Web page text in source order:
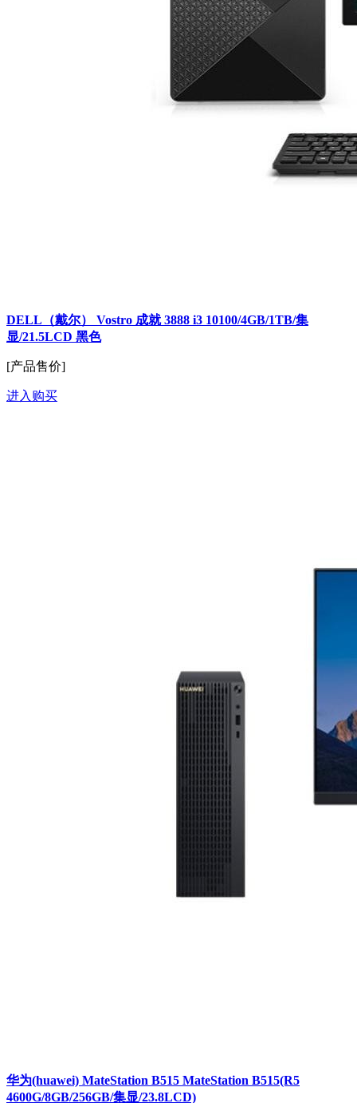
DELL（戴尔） Vostro 成就 3888 i3 10100/4GB/1TB/集
显/21.5LCD 黑色
[产品售价]
进入购买
华为(huawei) MateStation B515 MateStation B515(R5
4600G/8GB/256GB/集显/23.8LCD)